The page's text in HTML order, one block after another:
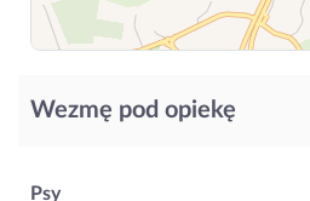
Wezmę pod opiekę
Psy